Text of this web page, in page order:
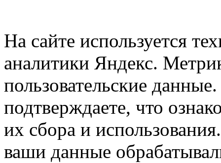
На сайте используется
аналитики Яндекс.
пользовательские
подтверждаете, что
их сбора и
ваши данные